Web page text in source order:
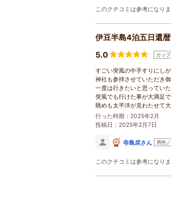
このクチコミは参考になり
伊豆半島4泊五日還
5.0
カッ
すごい突風の中手すりにし
神社も参拝させていただき
一度は行きたいと思ってい
突風でも行けた事が大満足
眺めも太平洋が見わたせて
行った時期：2025年2月
投稿日：2025年2月7日
寺島戻さん 男性
このクチコミは参考になり